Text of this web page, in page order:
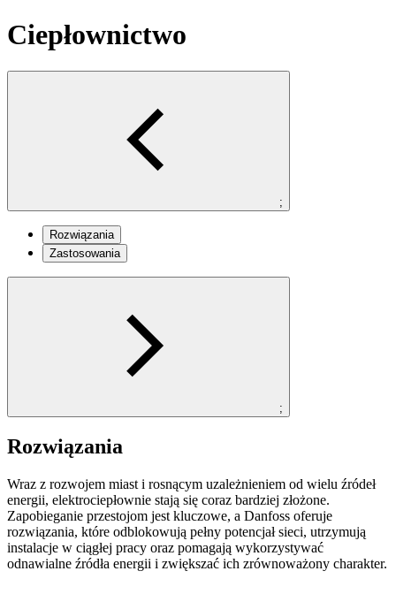
Ciepłownictwo
;
Rozwiązania
Zastosowania
;
Rozwiązania
Wraz z rozwojem miast i rosnącym uzależnieniem od wielu źródeł
energii, elektrociepłownie stają się coraz bardziej złożone.
Zapobieganie przestojom jest kluczowe, a Danfoss oferuje
rozwiązania, które odblokowują pełny potencjał sieci, utrzymują
instalacje w ciągłej pracy oraz pomagają wykorzystywać
odnawialne źródła energii i zwiększać ich zrównoważony charakter.